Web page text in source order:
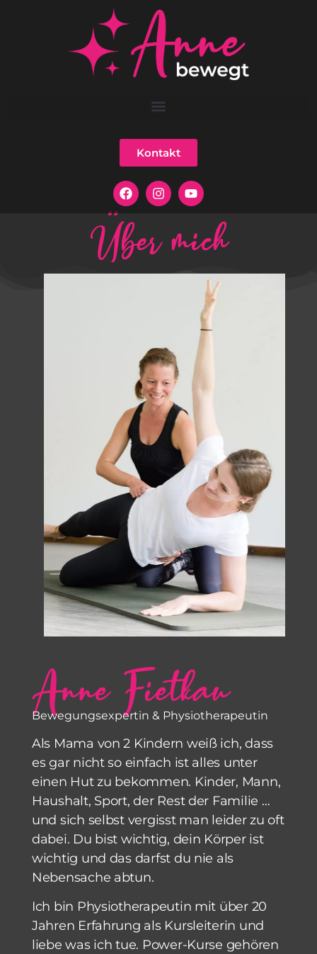
Kontakt
Über mich
Anne Fietkau
Bewegungsexpertin & Physiotherapeutin
Als Mama von 2 Kindern weiß ich, dass
es gar nicht so einfach ist alles unter
einen Hut zu bekommen. Kinder, Mann,
Haushalt, Sport, der Rest der Familie …
und sich selbst vergisst man leider zu oft
dabei. Du bist wichtig, dein Körper ist
wichtig und das darfst du nie als
Nebensache abtun.
Ich bin Physiotherapeutin mit über 20
Jahren Erfahrung als Kursleiterin und
liebe was ich tue. Power-Kurse gehören